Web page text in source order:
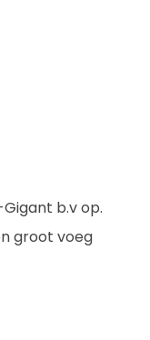
b.v op.
groot voeg